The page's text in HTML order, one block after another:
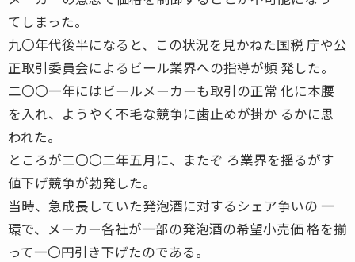
てしまった。
九〇年代後半になると、この状況を見かねた国税 庁や公
正取引委員会によるビール業界への指導が頻 発した。
二〇〇一年にはビールメーカーも取引の正常 化に本腰
を入れ、ようやく不毛な競争に歯止めが掛か るかに思
われた。
ところが二〇〇二年五月に、またぞ ろ業界を揺るがす
値下げ競争が勃発した。
当時、急成長していた発泡酒に対するシェア争いの 一
環で、メーカー各社が一部の発泡酒の希望小売価 格を揃
って一〇円引き下げたのである。